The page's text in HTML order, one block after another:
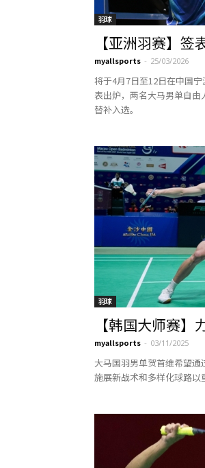
羽球
【亚洲羽赛】签
myallsports - 25/03/2026
将于4月7日至12日在中国
表出炉，两名大马男单自
替补入选。
羽球
【韩国大师赛】
myallsports - 03/11/2025
大马国羽男单贺首维希望通
施展新战术和多样化球路以